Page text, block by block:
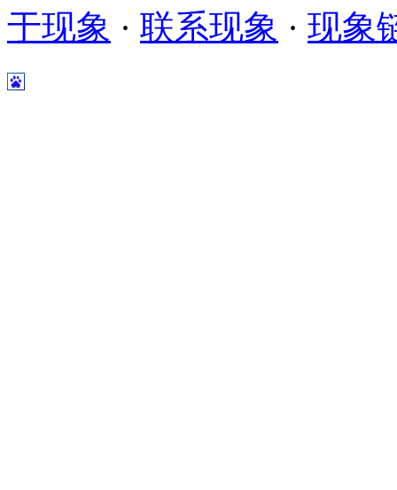
于现象 · 联系现象 · 现象